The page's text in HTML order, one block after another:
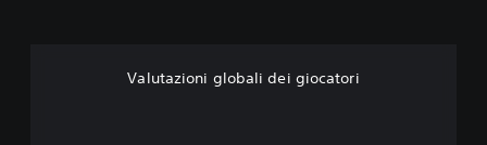
Valutazioni globali dei giocatori